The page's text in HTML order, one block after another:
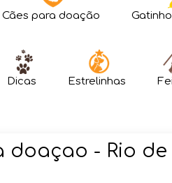
Cães para doação
Dicas Estrelinhas
doaçao - Rio de